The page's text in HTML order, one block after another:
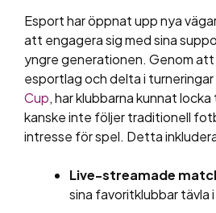
Esport har öppnat upp nya
att engagera sig med sina
yngre generationen. Genom att
esportlag och delta i turneringar
Cup, har klubbarna kunnat locka
kanske inte följer traditionell
intresse för spel. Detta
Live-streamade
sina favoritklubbar tävla